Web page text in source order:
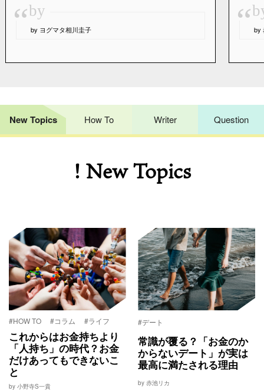
“by
by ヨグマタ相川圭子 “ by
New Topics How To Writer Question
! New Topics
#HOW TO #コラム #ライフ
これからはお金持ちより
「人持ち」の時代？お金
だけあってもできないこ
と
by 小野寺S一貴
#デート
常識が覆る？「お金のか
からないデート」が実は
最高に満たされる理由
by 赤池リカ